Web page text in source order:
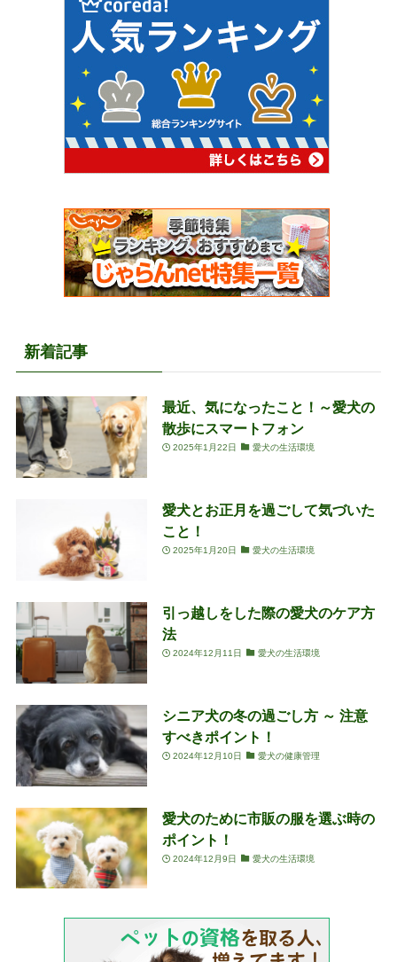
新着記事
最近、気になったこと！～愛犬の
散歩にスマートフォン
2025年1月22日 愛犬の生活環境
愛犬とお正月を過ごして気づいた
こと！
2025年1月20日 愛犬の生活環境
引っ越しをした際の愛犬のケア方
法
2024年12月11日 愛犬の生活環境
シニア犬の冬の過ごし方 ～ 注意
すべきポイント！
2024年12月10日 愛犬の健康管理
愛犬のために市販の服を選ぶ時の
ポイント！
2024年12月9日 愛犬の生活環境